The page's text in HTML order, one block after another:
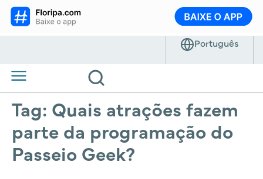
Tag: Quais atrações fazem
parte da programação do
Passeio Geek?